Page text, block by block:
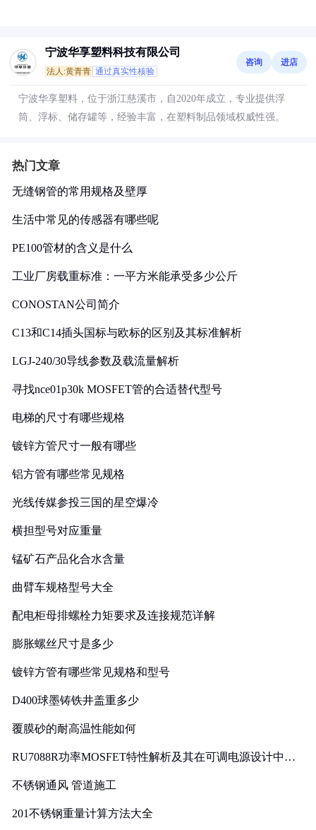
宁波华享塑料科技有限公司
法人:黄青青 通过真实性核验
咨询 进店
宁波华享塑料，位于浙江慈溪市，自2020年成立，专业提供浮
筒、浮标、储存罐等，经验丰富，在塑料制品领域权威性强。
热门文章
无缝钢管的常用规格及壁厚
生活中常见的传感器有哪些呢
PE100管材的含义是什么
工业厂房载重标准：一平方米能承受多少公斤
CONOSTAN公司简介
C13和C14插头国标与欧标的区别及其标准解析
LGJ-240/30导线参数及载流量解析
寻找nce01p30k MOSFET管的合适替代型号
电梯的尺寸有哪些规格
镀锌方管尺寸一般有哪些
铝方管有哪些常见规格
光线传媒参投三国的星空爆冷
横担型号对应重量
锰矿石产品化合水含量
曲臂车规格型号大全
配电柜母排螺栓力矩要求及连接规范详解
膨胀螺丝尺寸是多少
镀锌方管有哪些常见规格和型号
D400球墨铸铁井盖重多少
覆膜砂的耐高温性能如何
RU7088R功率MOSFET特性解析及其在可调电源设计中的
不锈钢通风 管道施工
201不锈钢重量计算方法大全